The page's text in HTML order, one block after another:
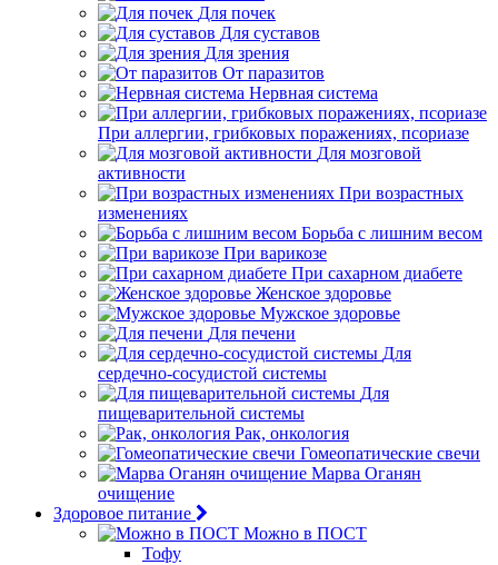
Для почек
Для суставов
Для зрения
От паразитов
Нервная система
При аллергии, грибковых поражениях, псориазе
Для мозговой
активности
При возрастных
изменениях
Борьба с лишним весом
При варикозе
При сахарном диабете
Женское здоровье
Мужское здоровье
Для печени
Для
сердечно-сосудистой системы
Для
пищеварительной системы
Рак, онкология
Гомеопатические свечи
Марва Оганян
очищение
Здоровое питание
Можно в ПОСТ
Тофу